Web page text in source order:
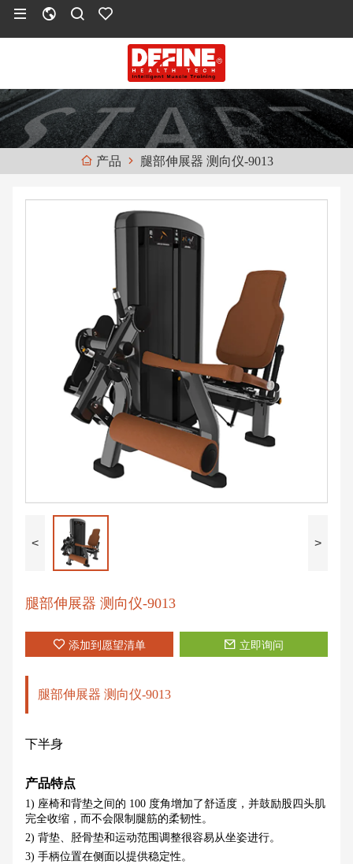
产品 腿部伸展器 测向仪-9013
< >
腿部伸展器 测向仪-9013
添加到愿望清单 立即询问
腿部伸展器 测向仪-9013
下半身
产品特点
1) 座椅和背垫之间的 100 度角增加了舒适度，并鼓励股四头肌
完全收缩，而不会限制腿筋的柔韧性。
2) 背垫、胫骨垫和运动范围调整很容易从坐姿进行。
3) 手柄位置在侧面以提供稳定性。